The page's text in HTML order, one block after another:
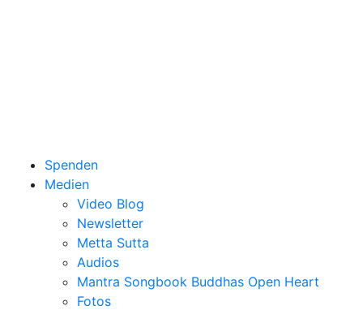
Spenden
Medien
Video Blog
Newsletter
Metta Sutta
Audios
Mantra Songbook Buddhas Open Heart
Fotos